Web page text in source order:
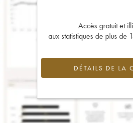
Accès gratuit et
aux statistiques de plus de
DÉTAILS DE LA